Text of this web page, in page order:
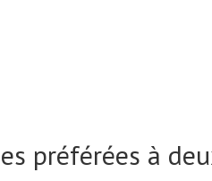
préférées à